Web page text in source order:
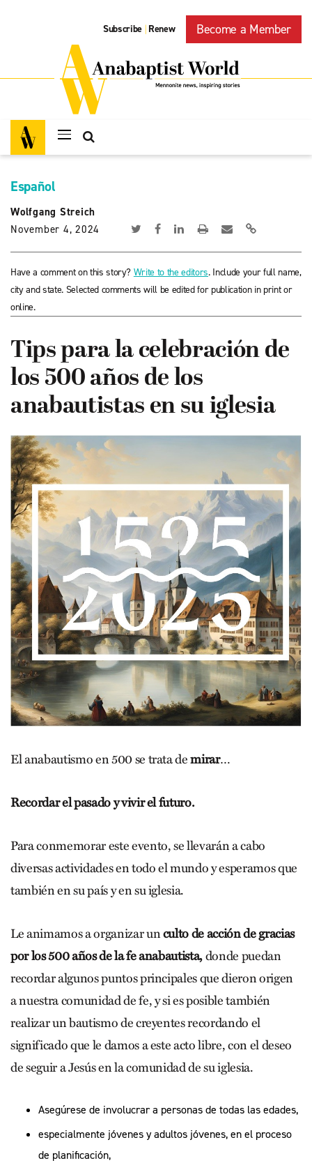
Subscribe | Renew Become a Member
Español
Wolfgang Streich
November 4, 2024
Have a comment on this story? Write to the editors. Include your full name,
city and state. Selected comments will be edited for publication in print or
online.
Tips para la celebración de
los 500 años de los
anabautistas en su iglesia
El anabautismo en 500 se trata demirar…
Recordar el pasado y vivir el futuro.
Para conmemorar este evento, se llevarán a cabo
diversas actividades en todo el mundo y esperamos que
también en su país y en su iglesia.
Le animamos a organizar unculto de acción de gracias
por los 500 años de la fe anabautista,donde puedan
recordar algunos puntos principales que dieron origen
a nuestra comunidad de fe, y si es posible también
realizar un bautismo de creyentes recordando el
significado que le damos a este acto libre, con el deseo
de seguir a Jesús en la comunidad de su iglesia.
Asegúrese de involucrar a personas de todas las edades,
especialmente jóvenes y adultos jóvenes, en el proceso
de planificación,